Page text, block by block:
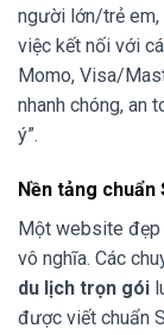
người lớn/trẻ em,
việc kết nối với
Momo, Visa/
nhanh chóng, an
ý”.
Nền tảng chuẩn
Một website đẹp
vô nghĩa. Các
du lịch trọn gói
được viết chuẩn